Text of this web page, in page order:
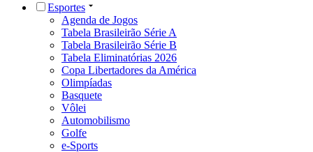
Esportes
Agenda de Jogos
Tabela Brasileirão Série A
Tabela Brasileirão Série B
Tabela Eliminatórias 2026
Copa Libertadores da América
Olimpíadas
Basquete
Vôlei
Automobilismo
Golfe
e-Sports